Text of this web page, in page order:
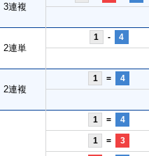
3連複
2連単
1 - 4
2連複
1 = 4
1 = 4
1 = 3